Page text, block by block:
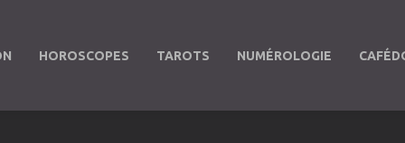
HOROSCOPES TAROTS NUMÉROLOGIE